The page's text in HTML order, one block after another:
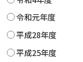
令和元年度
平成28年度
平成25年度